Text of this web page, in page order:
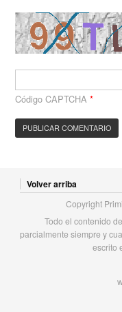
Código CAPTCHA *
Volver arriba
Copyright
Todo el contenido
parcialmente siempre y
escrito